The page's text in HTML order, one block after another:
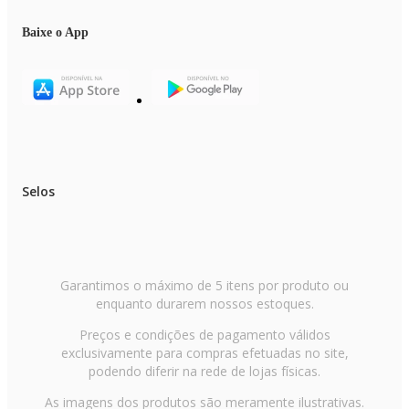
Baixe o App
Selos
Garantimos o máximo de 5 itens por produto ou
enquanto durarem nossos estoques.
Preços e condições de pagamento válidos
exclusivamente para compras efetuadas no site,
podendo diferir na rede de lojas físicas.
As imagens dos produtos são meramente ilustrativas.